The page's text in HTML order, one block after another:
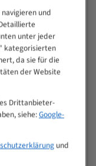
4/5
und
unter jeder
kategorisierten
da sie für die
der Website
Drittanbieter-
siehe:Google-
und